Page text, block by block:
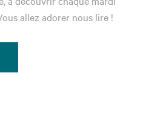
allez adorer nous lire !